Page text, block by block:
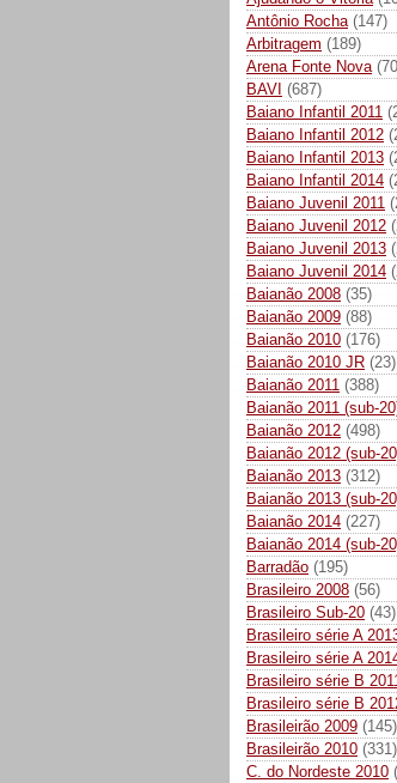
Antônio Rocha (147)
Arbitragem (189)
Arena Fonte Nova
BAVI (687)
Baiano Infantil 2011
Baiano Infantil 2012
Baiano Infantil 2013
Baiano Infantil 2014
Baiano Juvenil 2011
Baiano Juvenil 2012
Baiano Juvenil 2013
Baiano Juvenil 2014
Baianão 2008 (35)
Baianão 2009 (88)
Baianão 2010 (176)
Baianão 2010 JR (23)
Baianão 2011 (388)
Baianão 2011 (sub-
Baianão 2012 (498)
Baianão 2012 (sub-
Baianão 2013 (312)
Baianão 2013 (sub-
Baianão 2014 (227)
Baianão 2014 (sub-
Barradão (195)
Brasileiro 2008 (56)
Brasileiro Sub-20 (43)
Brasileiro série A
Brasileiro série A
Brasileiro série B 2011
Brasileiro série B
Brasileirão 2009 (145)
Brasileirão 2010 (331)
C. do Nordeste 2010